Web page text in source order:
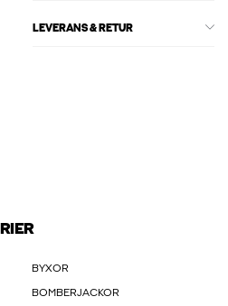
LEVERANS & RETUR
BYXOR
BOMBERJACKOR